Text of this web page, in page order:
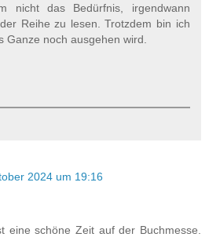
nicht das Bedürfnis, irgendwann
Reihe zu lesen. Trotzdem bin ich
Ganze noch ausgehen wird.
2024 um 19:16
eine schöne Zeit auf der Buchmesse.